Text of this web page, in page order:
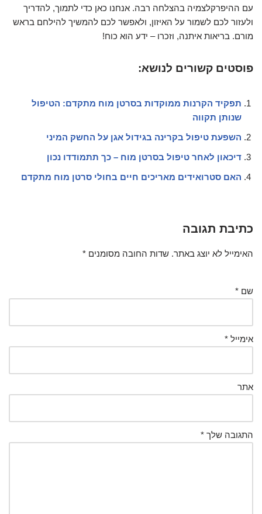
עם ההיפרקלצמיה בהצלחה רבה. אנחנו כאן כדי לתמוך, להדריך
ולעזור לכם לשמור על האיזון, ולאפשר לכם להמשיך להילחם בראש
מורם. בריאות איתנה, וזכרו – ידע הוא כוח!
פוסטים קשורים לנושא:
תפקיד הקרנות ממוקדות בסרטן מוח מתקדם: הטיפול
שנותן תקווה
השפעת טיפול בקרינה בגידול אגן על החשק המיני
דיכאון לאחר טיפול בסרטן מוח – כך תתמודדו נכון
האם סטרואידים מאריכים חיים בחולי סרטן מוח מתקדם
כתיבת תגובה
האימייל לא יוצג באתר. שדות החובה מסומנים *
שם *
אימייל *
אתר
התגובה שלך *